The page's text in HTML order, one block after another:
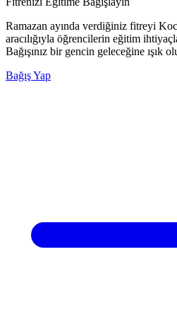
Ramazan ayında verdiğiniz fitreyi
aracılığıyla öğrencilerin eğitim
Bağışınız bir gencin geleceğine ışık
Bağış Yap